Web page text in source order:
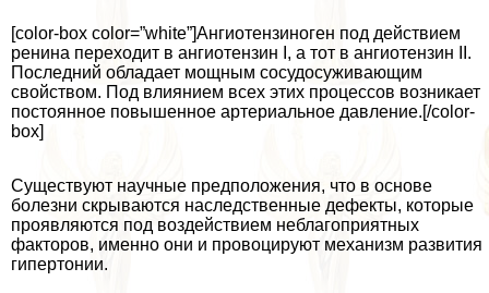
[color-box color=”white”]Ангиотензиноген под действием
ренина переходит в ангиотензин I, а тот в ангиотензин II.
Последний обладает мощным сосудосуживающим
свойством. Под влиянием всех этих процессов возникает
постоянное повышенное артериальное давление.[/color-
box]
Существуют научные предположения, что в основе
болезни скрываются наследственные дефекты, которые
проявляются под воздействием нeблагоприятных
факторов, именно они и провоцируют механизм развития
гипертонии.